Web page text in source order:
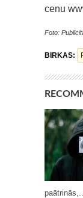
cenu
Foto:
BIRKAS:
paātrinās,...